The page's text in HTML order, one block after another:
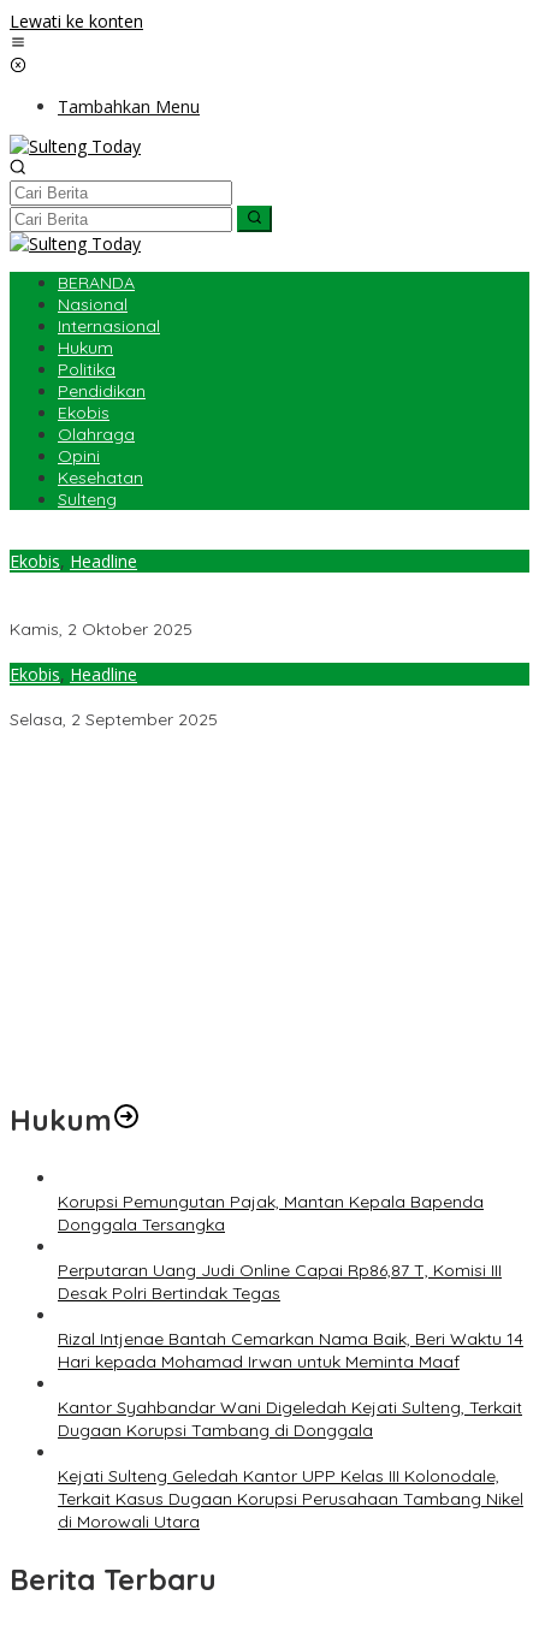
Lewati ke konten
Tambahkan Menu
BERANDA
Nasional
Internasional
Hukum
Politika
Pendidikan
Ekobis
Olahraga
Opini
Kesehatan
Sulteng
Ekobis, Headline
Kamis, 2 Oktober 2025
Ekobis, Headline
Selasa, 2 September 2025
Hukum
Korupsi Pemungutan Pajak, Mantan Kepala Bapenda
Donggala Tersangka
Perputaran Uang Judi Online Capai Rp86,87 T, Komisi III
Desak Polri Bertindak Tegas
Rizal Intjenae Bantah Cemarkan Nama Baik, Beri Waktu 14
Hari kepada Mohamad Irwan untuk Meminta Maaf
Kantor Syahbandar Wani Digeledah Kejati Sulteng, Terkait
Dugaan Korupsi Tambang di Donggala
Kejati Sulteng Geledah Kantor UPP Kelas III Kolonodale,
Terkait Kasus Dugaan Korupsi Perusahaan Tambang Nikel
di Morowali Utara
Berita Terbaru